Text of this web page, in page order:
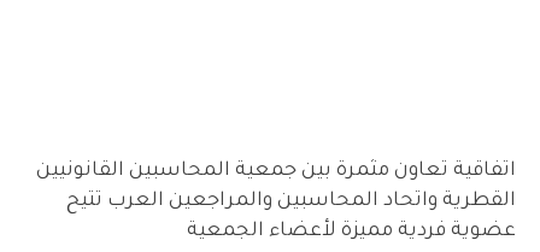
تعاون مثمرة بين جمعية المحاسبين القانونيين
واتحاد المحاسبين والمراجعين العرب تتيح
فردية مميزة لأعضاء الجمعية